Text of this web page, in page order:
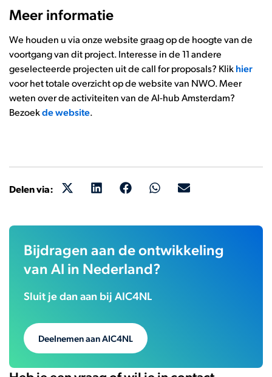
Meer informatie
We houden u via onze website graag op de hoogte van de
voortgang van dit project. Interesse in de 11 andere
geselecteerde projecten uit de call for proposals? Klikhier
voor het totale overzicht op de website van NWO. Meer
weten over de activiteiten van de AI-hub Amsterdam?
Bezoekde website.
Delen via:
Bijdragen aan de ontwikkeling
van AI in Nederland?
Sluit je dan aan bij AIC4NL
Deelnemen aan AIC4NL